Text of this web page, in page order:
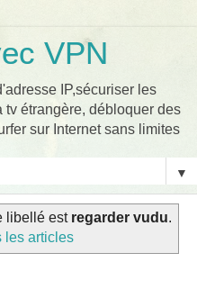
VPN
IP,sécuriser les
tv étrangère, débloquer des
sur Internet sans limites
▼
libellé est regarder vudu.
les articles